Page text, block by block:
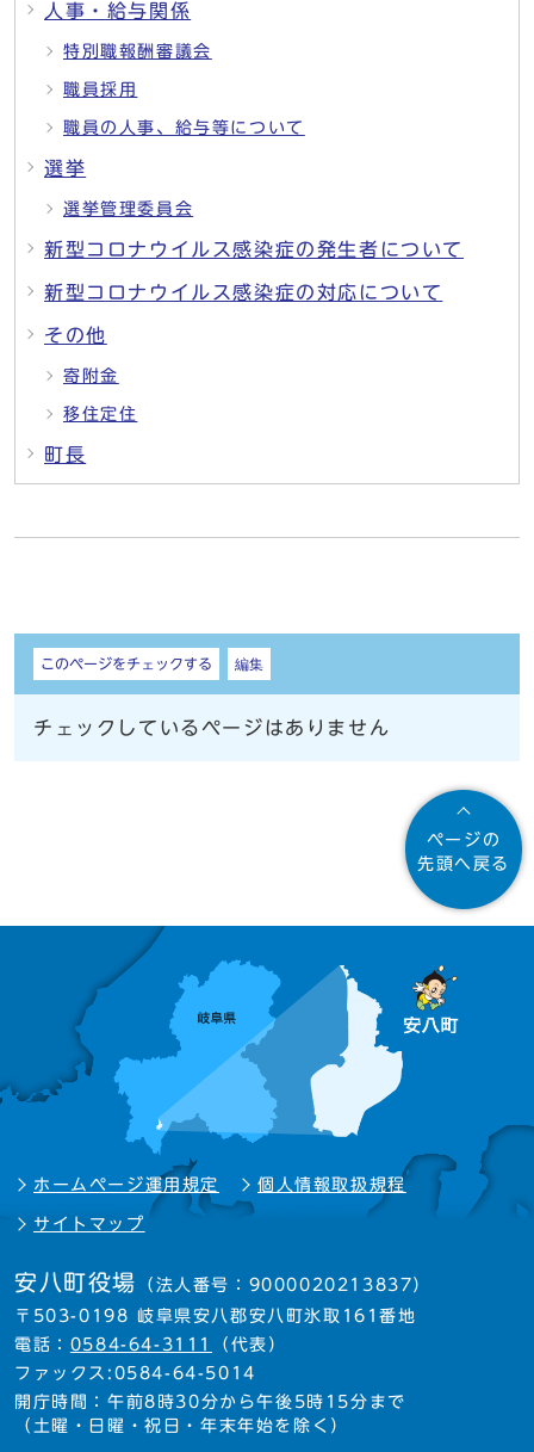
人事・給与関係
特別職報酬審議会
職員採用
職員の人事、給与等について
選挙
選挙管理委員会
新型コロナウイルス感染症の発生者について
新型コロナウイルス感染症の対応について
その他
寄附金
移住定住
町長
しおり
このページをチェックする 編集
チェックしているページはありません
ページの
先頭へ戻る
ホームページ運用規定 個人情報取扱規程
サイトマップ
安八町役場 （法人番号：9000020213837）
〒503-0198 岐阜県安八郡安八町氷取161番地
電話： 0584-64-3111
（代表）
ファックス:0584-64-5014
開庁時間：午前8時30分から午後5時15分まで
（土曜・日曜・祝日・年末年始を除く）